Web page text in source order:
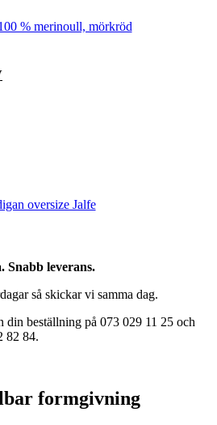
alternativen
% merinoull, mörkröd
kanoversize Jalfe
Snabb leverans.
så skickar vi samma dag.
din beställning på 073 029 11 25 och
82 84.
formgivning